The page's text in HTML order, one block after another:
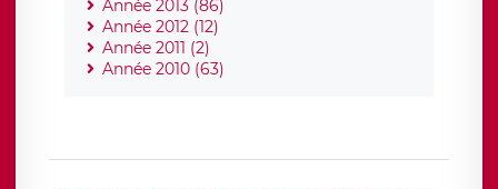
Année 2013 (86)
Année 2012 (12)
Année 2011 (2)
Année 2010 (63)